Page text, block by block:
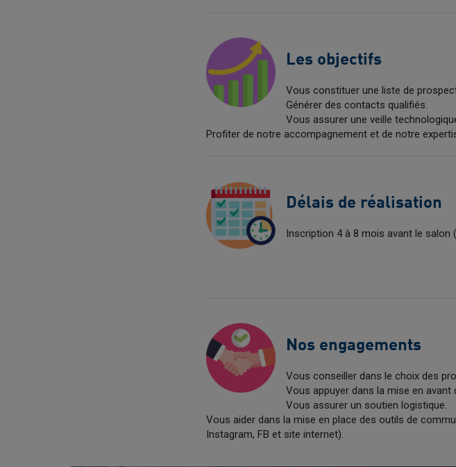
Les objectifs
Vous constituer une liste de
Générer des contacts qualifiés.
Vous assurer une veille
Profiter de notre accompagnement et de notre
Délais de réalisation
Inscription 4 à 8 mois avant le salon
Nos engagements
Vous conseiller dans le choix des
Vous appuyer dans la mise en
Vous assurer un soutien logistique.
Vous aider dans la mise en place des outils de
Instagram, FB et site internet).